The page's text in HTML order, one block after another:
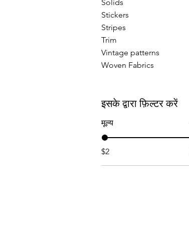
Solids
Stickers
Stripes
Trim
Vintage patterns
Woven Fabrics
इसके द्वारा फ़िल्टर करें
मूल्य
$2